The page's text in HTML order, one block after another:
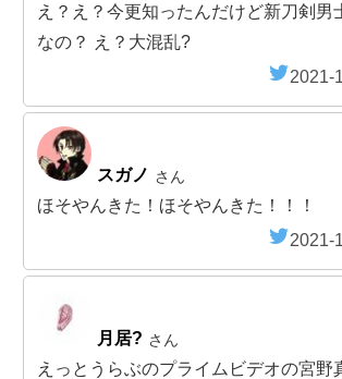
え？え？今更知ったんだけど新刀剣男
なの？ え？大混乱?
2021-
スガノ さん
ほそやんきた！ほそやんきた！！！
2021-
月居? さん
えっとうらぶのプライムビデオの宮野